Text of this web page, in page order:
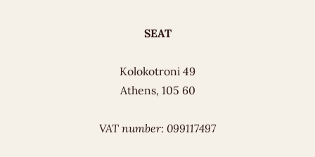
SEAT
Kolokotroni 49
Athens, 105 60
VAT number: 099117497